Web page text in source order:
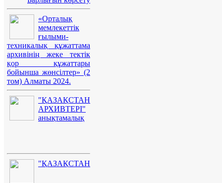
«Орталық
мемлекеттік
ғылыми-
техникалық құжаттама
архивінің жеке тектік
қор құжаттары
бойынша жөнсілтер» (2
том) Алматы 2024.
"ҚАЗАҚСТАН
АРХИВТЕРІ"
анықтамалық
"ҚАЗАҚСТАН